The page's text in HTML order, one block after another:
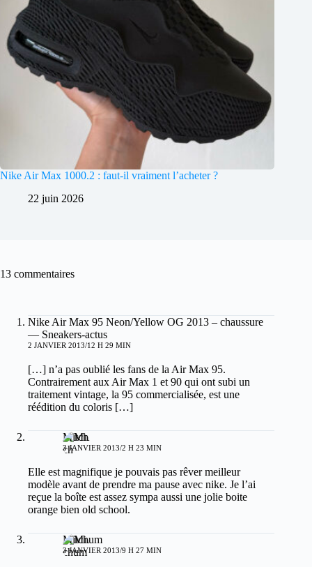
Nike Air Max 1000.2 : faut-il vraiment l’acheter ?
22 juin 2026
13 commentaires
Nike Air Max 95 Neon/Yellow OG 2013 – chaussure
— Sneakers-actus
2 JANVIER 2013/12 H 29 MIN
[…] n’a pas oublié les fans de la Air Max 95.
Contrairement aux Air Max 1 et 90 qui ont subi un
traitement vintage, la 95 commercialisée, est une
réédition du coloris […]
Mitch
3 JANVIER 2013/2 H 23 MIN
Elle est magnifique je pouvais pas rêver meilleur
modèle avant de prendre ma pause avec nike. Je l’ai
reçue la boîte est assez sympa aussi une jolie boite
orange bien old school.
Mitchum
3 JANVIER 2013/9 H 27 MIN